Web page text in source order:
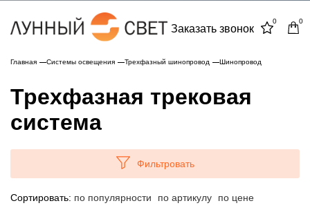
Заказать звонок
0 0
Главная Системы освещения Трехфазный шинопровод Шинопровод
Трехфазная трековая
система
Фильтровать
Сортировать: по популярности по артикулу по цене